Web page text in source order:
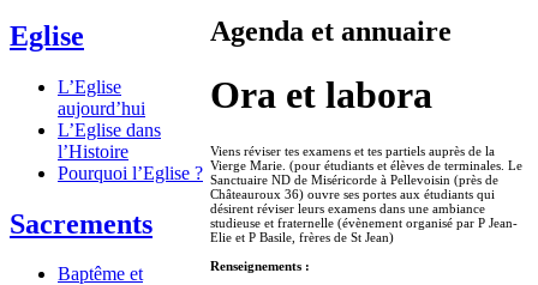
Eglise
L’Eglise
aujourd’hui
L’Eglise dans
l’Histoire
Pourquoi l’Eglise ?
Sacrements
Baptême et
Agenda et annuaire
Ora et labora
Viens réviser tes examens et tes partiels auprès de la
Vierge Marie. (pour étudiants et élèves de terminales. Le
Sanctuaire ND de Miséricorde à Pellevoisin (près de
Châteauroux 36) ouvre ses portes aux étudiants qui
désirent réviser leurs examens dans une ambiance
studieuse et fraternelle (évènement organisé par P Jean-
Elie et P Basile, frères de St Jean)
Renseignements :